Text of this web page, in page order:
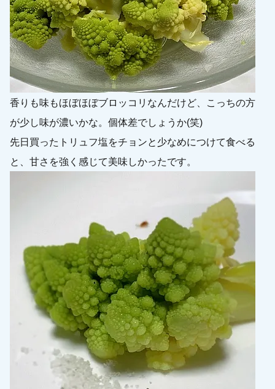
香りも味もほぼほぼブロッコリなんだけど、こっちの方
が少し味が濃いかな。個体差でしょうか(笑)
先日買ったトリュフ塩をチョンと少なめにつけて食べる
と、甘さを強く感じて美味しかったです。